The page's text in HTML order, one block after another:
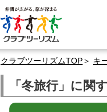
クラブツーリズムTOP キ
「冬旅行」に関